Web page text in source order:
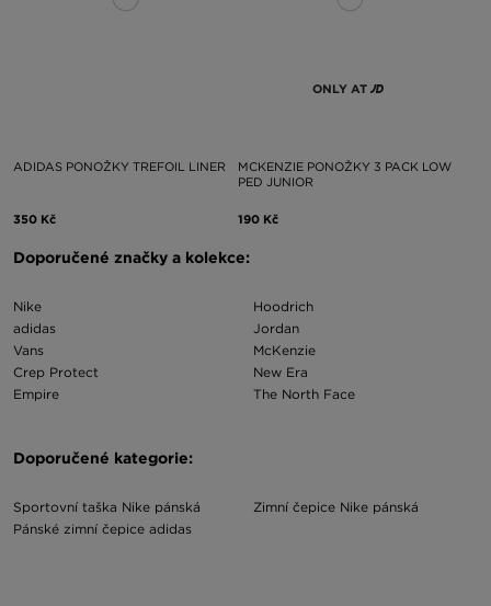
ADIDAS PONOŽKY TREFOIL LINER
350 Kč
ONLY AT
MCKENZIE PONOŽKY 3 PACK LOW
PED JUNIOR
190 Kč
Doporučené značky a kolekce:
Nike
adidas
Vans
Crep Protect
Empire
Hoodrich
Jordan
McKenzie
New Era
The North Face
Doporučené kategorie:
Sportovní taška Nike pánská
Pánské zimní čepice adidas
Zimní čepice Nike pánská